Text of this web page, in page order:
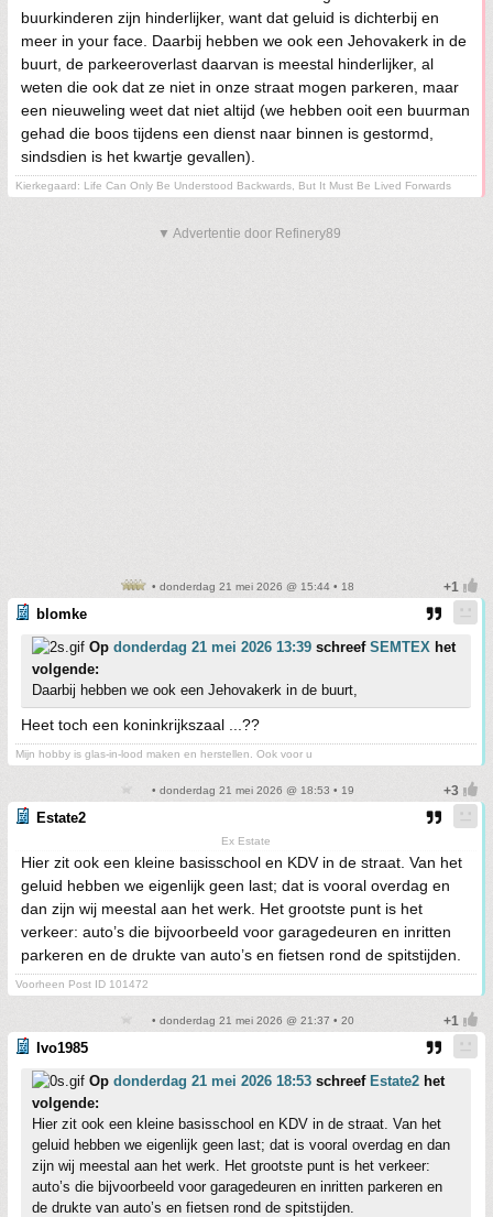
buurkinderen zijn hinderlijker, want dat geluid is dichterbij en
meer in your face. Daarbij hebben we ook een Jehovakerk in de
buurt, de parkeeroverlast daarvan is meestal hinderlijker, al
weten die ook dat ze niet in onze straat mogen parkeren, maar
een nieuweling weet dat niet altijd (we hebben ooit een buurman
gehad die boos tijdens een dienst naar binnen is gestormd,
sindsdien is het kwartje gevallen).
Kierkegaard: Life Can Only Be Understood Backwards, But It Must Be Lived Forwards
▼ Advertentie door Refinery89
• donderdag 21 mei 2026 @ 15:44 • 18
blomke
Op donderdag 21 mei 2026 13:39 schreef SEMTEX het
volgende:
Daarbij hebben we ook een Jehovakerk in de buurt,
Heet toch een koninkrijkszaal ...??
Mijn hobby is glas-in-lood maken en herstellen. Ook voor u
• donderdag 21 mei 2026 @ 18:53 • 19
Estate2
Ex Estate
Hier zit ook een kleine basisschool en KDV in de straat. Van het
geluid hebben we eigenlijk geen last; dat is vooral overdag en
dan zijn wij meestal aan het werk. Het grootste punt is het
verkeer: auto’s die bijvoorbeeld voor garagedeuren en inritten
parkeren en de drukte van auto’s en fietsen rond de spitstijden.
Voorheen Post ID 101472
• donderdag 21 mei 2026 @ 21:37 • 20
Ivo1985
Op donderdag 21 mei 2026 18:53 schreef Estate2 het
volgende:
Hier zit ook een kleine basisschool en KDV in de straat. Van het
geluid hebben we eigenlijk geen last; dat is vooral overdag en dan
zijn wij meestal aan het werk. Het grootste punt is het verkeer:
auto’s die bijvoorbeeld voor garagedeuren en inritten parkeren en
de drukte van auto’s en fietsen rond de spitstijden.